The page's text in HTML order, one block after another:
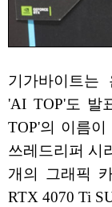
기가바이트는
'AI TOP'도 발
TOP'의 이름
쓰레드리퍼 시
개의 그래픽
RTX 4070 Ti